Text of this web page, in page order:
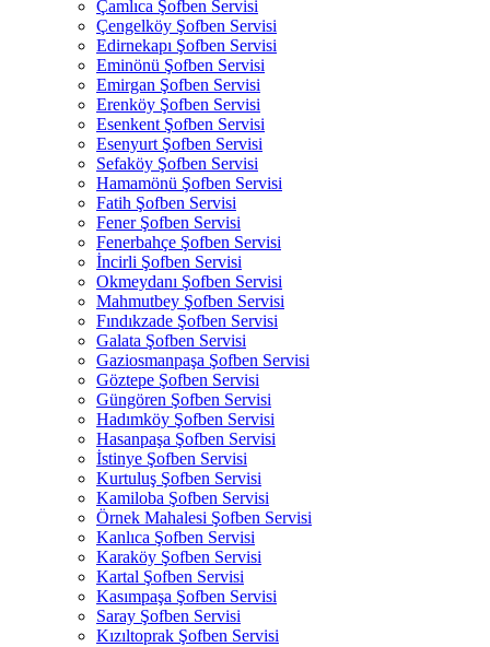
Çamlıca Şofben Servisi
Çengelköy Şofben Servisi
Edirnekapı Şofben Servisi
Eminönü Şofben Servisi
Emirgan Şofben Servisi
Erenköy Şofben Servisi
Esenkent Şofben Servisi
Esenyurt Şofben Servisi
Sefaköy Şofben Servisi
Hamamönü Şofben Servisi
Fatih Şofben Servisi
Fener Şofben Servisi
Fenerbahçe Şofben Servisi
İncirli Şofben Servisi
Okmeydanı Şofben Servisi
Mahmutbey Şofben Servisi
Fındıkzade Şofben Servisi
Galata Şofben Servisi
Gaziosmanpaşa Şofben Servisi
Göztepe Şofben Servisi
Güngören Şofben Servisi
Hadımköy Şofben Servisi
Hasanpaşa Şofben Servisi
İstinye Şofben Servisi
Kurtuluş Şofben Servisi
Kamiloba Şofben Servisi
Örnek Mahalesi Şofben Servisi
Kanlıca Şofben Servisi
Karaköy Şofben Servisi
Kartal Şofben Servisi
Kasımpaşa Şofben Servisi
Saray Şofben Servisi
Kızıltoprak Şofben Servisi